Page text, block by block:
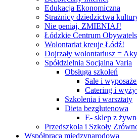
Edukacja Ekonomiczna
Strażnicy dziedzictwa
Nie peniaj, ZMIENIAJ!
Łódzkie Centrum
Wolontariat kreuje Łódź!
Dojrzały wolontariusz =
Spółdzielnia Socjalna Varia
Obsługa szkoleń
Sale i
Catering i
Szkolenia i warsztaty
Dieta bezglutenowa
E- sklep z
Przedszkola i Szkoły
Współpraca międzynarodowa